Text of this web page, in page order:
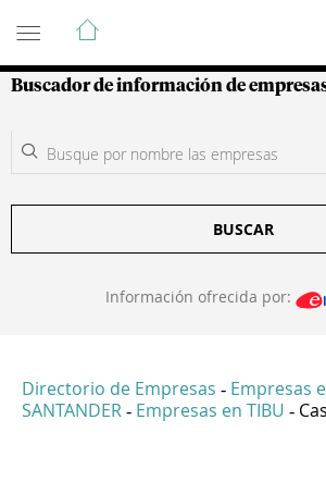
Guía de Empresas
Buscador de información de
BUSCAR
Información ofrecida por:
Directorio de Empresas - Empresas
SANTANDER - Empresas en TIBU -